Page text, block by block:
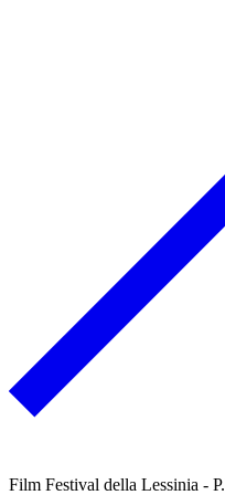
Film Festival della Lessinia -